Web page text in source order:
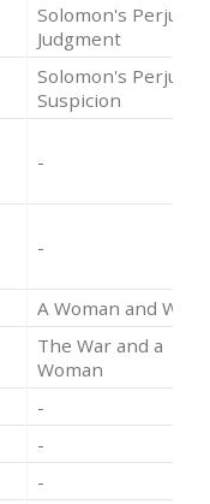
Solomon's Perjury
Judgment
Solomon's Perjury
Suspicion
-
-
A Woman and War
The War and a
Woman
-
-
-